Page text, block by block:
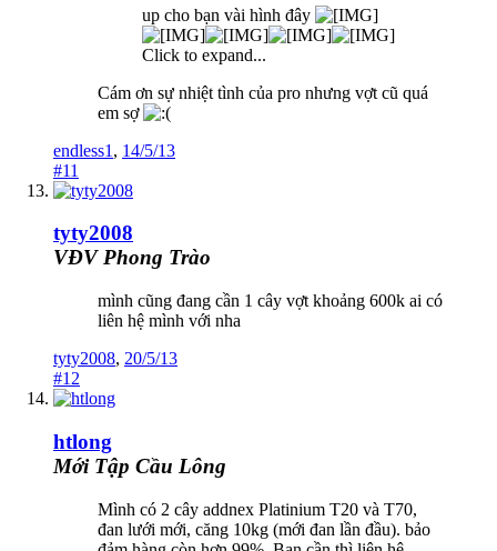
up cho bạn vài hình đây
Click to expand...
Cám ơn sự nhiệt tình của pro nhưng vợt cũ quá
em sợ
endless1 , 14/5/13
#11
tyty2008
VĐV Phong Trào
mình cũng đang cần 1 cây vợt khoảng 600k ai có
liên hệ mình với nha
tyty2008, 20/5/13
#12
htlong
Mới Tập Cầu Lông
Mình có 2 cây addnex Platinium T20 và T70,
đan lưới mới, căng 10kg (mới đan lần đầu). bảo